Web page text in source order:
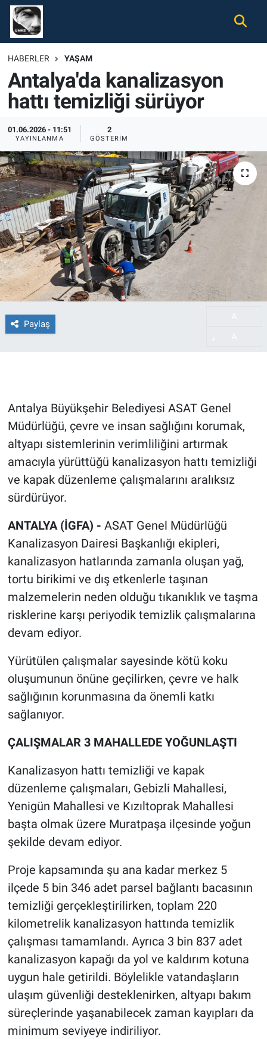
HABERLER YAŞAM
Antalya'da kanalizasyon
hattı temizliği sürüyor
01.06.2026 - 11:51
YAYINLANMA
2
GÖSTERIM
Paylaş
Antalya Büyükşehir Belediyesi ASAT Genel
Müdürlüğü, çevre ve insan sağlığını korumak,
altyapı sistemlerinin verimliliğini artırmak
amacıyla yürüttüğü kanalizasyon hattı temizliği
ve kapak düzenleme çalışmalarını aralıksız
sürdürüyor.
ANTALYA (İGFA) - ASAT Genel Müdürlüğü
Kanalizasyon Dairesi Başkanlığı ekipleri,
kanalizasyon hatlarında zamanla oluşan yağ,
tortu birikimi ve dış etkenlerle taşınan
malzemelerin neden olduğu tıkanıklık ve taşma
risklerine karşı periyodik temizlik çalışmalarına
devam ediyor.
Yürütülen çalışmalar sayesinde kötü koku
oluşumunun önüne geçilirken, çevre ve halk
sağlığının korunmasına da önemli katkı
sağlanıyor.
ÇALIŞMALAR 3 MAHALLEDE YOĞUNLAŞTI
Kanalizasyon hattı temizliği ve kapak
düzenleme çalışmaları, Gebizli Mahallesi,
Yenigün Mahallesi ve Kızıltoprak Mahallesi
başta olmak üzere Muratpaşa ilçesinde yoğun
şekilde devam ediyor.
Proje kapsamında şu ana kadar merkez 5
ilçede 5 bin 346 adet parsel bağlantı bacasının
temizliği gerçekleştirilirken, toplam 220
kilometrelik kanalizasyon hattında temizlik
çalışması tamamlandı. Ayrıca 3 bin 837 adet
kanalizasyon kapağı da yol ve kaldırım kotuna
uygun hale getirildi. Böylelikle vatandaşların
ulaşım güvenliği desteklenirken, altyapı bakım
süreçlerinde yaşanabilecek zaman kayıpları da
minimum seviyeye indiriliyor.
Gündem
Ekonomi
Spor
Magazin
Tüm Haberler
İletişim
Künye
Nöbetçi Eczaneler
Hava Durumu
Namaz Vakitleri
Trafik Durumu
Süper Lig Puan Durumu ve Fikstür
Tüm Manşetler
Son Dakika Haberleri
Haber Arşivi